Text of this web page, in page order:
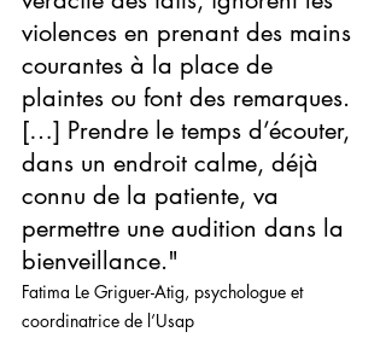
violences en prenant des mains
courantes à la place de
plaintes ou font des remarques.
[…] Prendre le temps d’écouter,
dans un endroit calme, déjà
connu de la patiente, va
permettre une audition dans la
bienveillance."
Fatima Le Griguer-Atig, psychologue et
coordinatrice de l’Usap